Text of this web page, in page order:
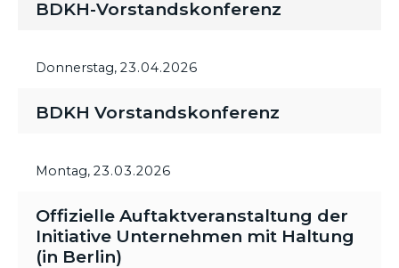
BDKH-Vorstandskonferenz
Donnerstag, 23.04.2026
BDKH Vorstandskonferenz
Montag, 23.03.2026
Offizielle Auftaktveranstaltung der
Initiative Unternehmen mit Haltung
(in Berlin)